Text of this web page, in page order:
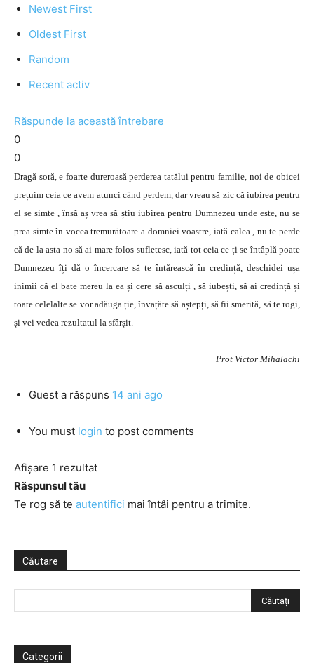
Newest First
Oldest First
Random
Recent activ
Răspunde la această întrebare
0
0
Dragă soră, e foarte dureroasă perderea tatălui pentru familie, noi de obicei
prețuim ceia ce avem atunci când perdem, dar vreau să zic că iubirea pentru
el se simte , însă aș vrea să știu iubirea pentru Dumnezeu unde este, nu se
prea simte în vocea tremurătoare a domniei voastre, iată calea , nu te perde
că de la asta no să ai mare folos sufletesc, iată tot ceia ce ți se întâplă poate
Dumnezeu îți dă o încercare să te întărească în credință, deschidei ușa
inimii că el bate mereu la ea și cere să asculți , să iubești, să ai credință și
toate celelalte se vor adăuga ție, învațăte să aștepți, să fii smerită, să te rogi,
și vei vedea rezultatul la sfârșit.
Prot Victor Mihalachi
Guest a răspuns 14 ani ago
You must login to post comments
Afișare 1 rezultat
Răspunsul tău
Te rog să te autentifici mai întâi pentru a trimite.
Căutare
Categorii